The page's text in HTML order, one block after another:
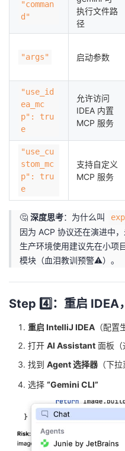
"comman
d"
执行文件路
径
"args" 启动参数
"use_id
ea_mc
p": tru
e
允许访问
IDEA 内置
MCP 服务
"use_cu
stom_mc
p": tru
e
支持自定义
MCP 服务
🤔 深度思考：为什么叫
因为 ACP 协议还在演进中
生产环境使用建议先在小项
模块（血泪教训预警⚠️）。
Step 4️⃣：重启 IDEA
重启 IntelliJ IDEA （配置
打开 AI Assistant 面板（
找到 Agent 选择器（下拉
选择 “Gemini CLI”